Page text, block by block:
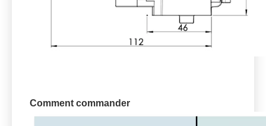
Comment commander